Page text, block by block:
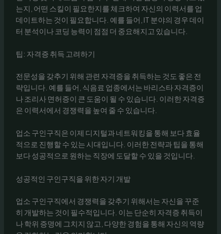
는지, 어떤 스킬이 필요한지를 체크하여 자신의 이력서를 업
데이트하는 것이 필요합니다. 예를 들어, IT 분야의 경우 데이
터 분석이나 코딩 능력이 점점 더 중요해지고 있습니다.
팁: 자격증 취득 고려하기
전문성을 갖추기 위해 관련 자격증을 취득하는 것도 좋은 전
략입니다. 예를 들어, 식음료 업종에서는 바리스타 자격증이
나 조리사 면허증이 큰 도움이 될 수 있습니다. 이러한 자격증
은 이력서에서 경쟁력을 높여 줄 수 있습니다.
업소 구인구직은 이제 디지털과 네트워킹을 통해 보다 효율
적으로 진행할 수 있는 시대입니다. 이러한 전략과 팁을 통해
보다 성공적으로 원하는 직장에 도달할 수 있을 것입니다.
성공적인 구인구직을 위한 자기 개발
업소 구인구직에서 경쟁력을 갖추기 위해서는 자신을 꾸준
히 개발하는 것이 필수적입니다. 이는 단순히 자격증 취득이
나 학위 증명에 그치지 않고, 다양한 경험을 통해 자신의 역량